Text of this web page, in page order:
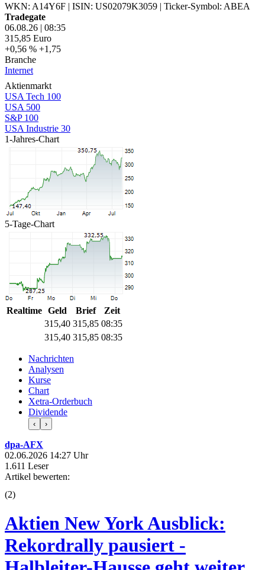
WKN: A14Y6F | ISIN: US02079K3059 | Ticker-Symbol: ABEA
Tradegate
06.08.26 | 08:35
315,85 Euro
+0,56 % +1,75
Branche
Internet
Aktienmarkt
USA Tech 100
USA 500
S&P 100
USA Industrie 30
1-Jahres-Chart
5-Tage-Chart
Realtime Geld Brief
Zeit
315,40 315,85 08:35
315,40 315,85 08:35
Nachrichten
Analysen
Kurse
Chart
Xetra-Orderbuch
Dividende
‹ ›
dpa-AFX
02.06.2026 14:27 Uhr
1.611 Leser
Artikel bewerten:
(2)
Aktien New York Ausblick:
Rekordrally pausiert -